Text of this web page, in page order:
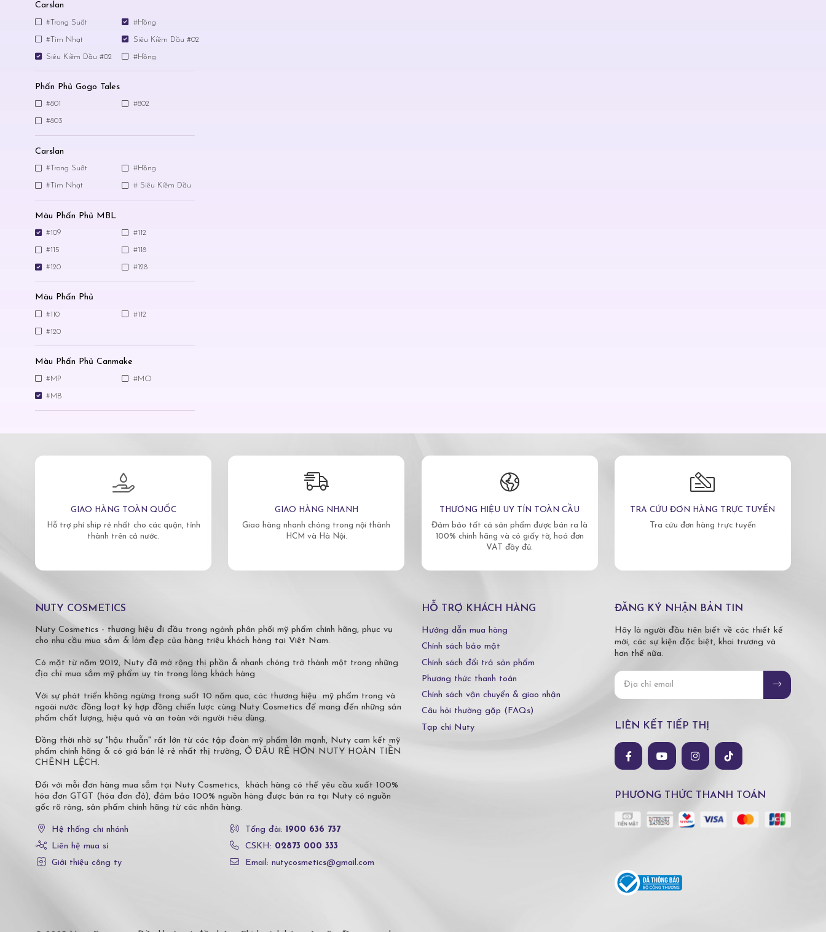
Carslan
#Trong Suốt #Hồng
#Tím Nhạt Siêu Kiềm Dầu #02
Siêu Kiềm Dầu #02 #Hồng
Phấn Phủ Gogo Tales
#801 #802
#803
Carslan
#Trong Suốt #Hồng
#Tím Nhạt # Siêu Kiềm Dầu
Màu Phấn Phủ MBL
#109 #112
#115 #118
#120 #128
Màu Phấn Phủ
#110 #112
#120
Màu Phấn Phủ Canmake
#MP #MO
#MB
GIAO HÀNG TOÀN QUỐC
Hỗ trợ phí ship rẻ nhất cho các quận, tỉnh
thành trên cả nước.
GIAO HÀNG NHANH
Giao hàng nhanh chóng trong nội thành
HCM và Hà Nội.
THƯƠNG HIỆU UY TÍN TOÀN CẦU
Đảm bảo tất cả sản phẩm được bán ra là
100% chính hãng và có giấy tờ, hoá đơn
VAT đầy đủ.
TRA CỨU ĐƠN HÀNG TRỰC TUYẾN
Tra cứu đơn hàng trực tuyến
NUTY COSMETICS
Nuty Cosmetics - thương hiệu đi đầu trong ngành phân phối mỹ phẩm chính hãng, phục vụ
cho nhu cầu mua sắm & làm đẹp của hàng triệu khách hàng tại Việt Nam.
Có mặt từ năm 2012, Nuty đã mở rộng thị phần & nhanh chóng trở thành một trong những
địa chỉ mua sắm mỹ phẩm uy tín trong lòng khách hàng
Với sự phát triển không ngừng trong suốt 10 năm qua, các thương hiệu mỹ phẩm trong và
ngoài nước đồng loạt ký hợp đồng chiến lược cùng Nuty Cosmetics để mang đến những sản
phẩm chất lượng, hiệu quả và an toàn với người tiêu dùng.
Đồng thời nhờ sự "hậu thuẫn" rất lớn từ các tập đoàn mỹ phẩm lớn mạnh, Nuty cam kết mỹ
phẩm chính hãng & có giá bán lẻ rẻ nhất thị trường, Ở ĐÂU RẺ HƠN NUTY HOÀN TIỀN
CHÊNH LỆCH.
Đối với mỗi đơn hàng mua sắm tại Nuty Cosmetics, khách hàng có thể yêu cầu xuất 100%
hóa đơn GTGT (hóa đơn đỏ), đảm bảo 100% nguồn hàng được bán ra tại Nuty có nguồn
gốc rõ ràng, sản phẩm chính hãng từ các nhãn hàng.
Hệ thống chi nhánh
Liên hệ mua sỉ
Giới thiệu công ty
Tổng đài: 1900 636 737
CSKH: 02873 000 333
Email: nutycosmetics@gmail.com
HỖ TRỢ KHÁCH HÀNG
Hướng dẫn mua hàng
Chính sách bảo mật
Chính sách đổi trả sản phẩm
Phương thức thanh toán
Chính sách vận chuyển & giao nhận
Câu hỏi thường gặp (FAQs)
Tạp chí Nuty
ĐĂNG KÝ NHẬN BẢN TIN
Hãy là người đầu tiên biết về các thiết kế
mới, các sự kiện đặc biệt, khai trương và
hơn thế nữa.
LIÊN KẾT TIẾP THỊ
PHƯƠNG THỨC THANH TOÁN